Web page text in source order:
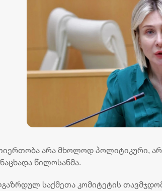
არა მხოლოდ პოლიტიკური,
წილოსანმა.
საქმეთა კომიტეტის